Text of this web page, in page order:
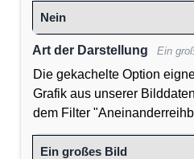
Nein
Art der Darstellung Ein
Die gekachelte Option
Grafik aus unserer
dem Filter
Ein großes Bild